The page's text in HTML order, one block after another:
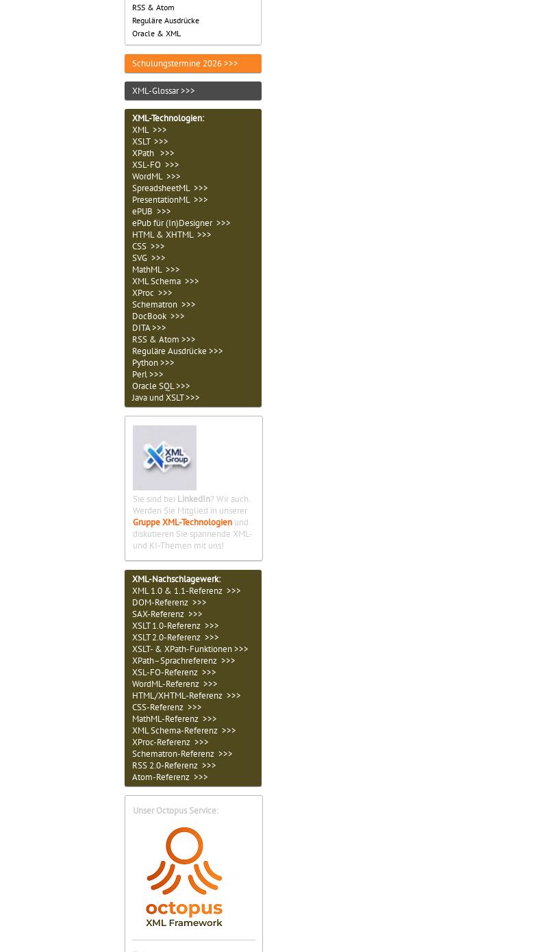
RSS & Atom
Reguläre Ausdrücke
Oracle & XML
Schulungstermine 2026 >>>
XML-Glossar >>>
XML-Technologien:
XML >>>
XSLT >>>
XPath >>>
XSL-FO >>>
WordML >>>
SpreadsheetML >>>
PresentationML >>>
ePUB >>>
ePub für (In)Designer >>>
HTML & XHTML >>>
CSS >>>
SVG >>>
MathML >>>
XML Schema >>>
XProc >>>
Schematron >>>
DocBook >>>
DITA >>>
RSS & Atom >>>
Reguläre Ausdrücke >>>
Python >>>
Perl >>>
Oracle SQL >>>
Java und XSLT >>>
Sie sind bei LinkedIn? Wir auch.
Werden Sie Mitglied in unserer
Gruppe XML-Technologien und
diskutieren Sie spannende XML-
und KI-Themen mit uns!
XML-Nachschlagewerk:
XML 1.0 & 1.1-Referenz >>>
DOM-Referenz >>>
SAX-Referenz >>>
XSLT 1.0-Referenz >>>
XSLT 2.0-Referenz >>>
XSLT- & XPath-Funktionen >>>
XPath–Sprachreferenz >>>
XSL-FO-Referenz >>>
WordML-Referenz >>>
HTML/XHTML-Referenz >>>
CSS-Referenz >>>
MathML-Referenz >>>
XML Schema-Referenz >>>
XProc-Referenz >>>
Schematron-Referenz >>>
RSS 2.0-Referenz >>>
Atom-Referenz >>>
Unser Octopus Service: